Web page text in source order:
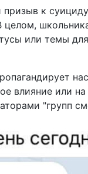
призыв к
целом,
или темы для
влияние или
"групп